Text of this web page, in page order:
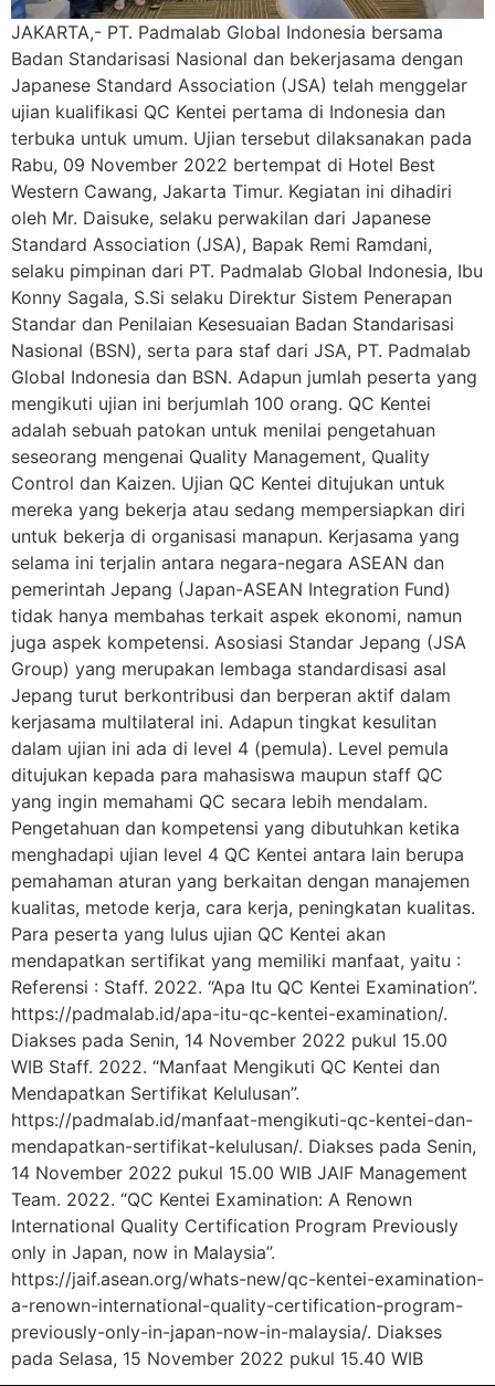
JAKARTA,- PT. Padmalab Global Indonesia bersama
Badan Standarisasi Nasional dan bekerjasama dengan
Japanese Standard Association (JSA) telah menggelar
ujian kualifikasi QC Kentei pertama di Indonesia dan
terbuka untuk umum. Ujian tersebut dilaksanakan pada
Rabu, 09 November 2022 bertempat di Hotel Best
Western Cawang, Jakarta Timur. Kegiatan ini dihadiri
oleh Mr. Daisuke, selaku perwakilan dari Japanese
Standard Association (JSA), Bapak Remi Ramdani,
selaku pimpinan dari PT. Padmalab Global Indonesia, Ibu
Konny Sagala, S.Si selaku Direktur Sistem Penerapan
Standar dan Penilaian Kesesuaian Badan Standarisasi
Nasional (BSN), serta para staf dari JSA, PT. Padmalab
Global Indonesia dan BSN. Adapun jumlah peserta yang
mengikuti ujian ini berjumlah 100 orang. QC Kentei
adalah sebuah patokan untuk menilai pengetahuan
seseorang mengenai Quality Management, Quality
Control dan Kaizen. Ujian QC Kentei ditujukan untuk
mereka yang bekerja atau sedang mempersiapkan diri
untuk bekerja di organisasi manapun. Kerjasama yang
selama ini terjalin antara negara-negara ASEAN dan
pemerintah Jepang (Japan-ASEAN Integration Fund)
tidak hanya membahas terkait aspek ekonomi, namun
juga aspek kompetensi. Asosiasi Standar Jepang (JSA
Group) yang merupakan lembaga standardisasi asal
Jepang turut berkontribusi dan berperan aktif dalam
kerjasama multilateral ini. Adapun tingkat kesulitan
dalam ujian ini ada di level 4 (pemula). Level pemula
ditujukan kepada para mahasiswa maupun staff QC
yang ingin memahami QC secara lebih mendalam.
Pengetahuan dan kompetensi yang dibutuhkan ketika
menghadapi ujian level 4 QC Kentei antara lain berupa
pemahaman aturan yang berkaitan dengan manajemen
kualitas, metode kerja, cara kerja, peningkatan kualitas.
Para peserta yang lulus ujian QC Kentei akan
mendapatkan sertifikat yang memiliki manfaat, yaitu :
Referensi : Staff. 2022. “Apa Itu QC Kentei Examination”.
https://padmalab.id/apa-itu-qc-kentei-examination/.
Diakses pada Senin, 14 November 2022 pukul 15.00
WIB Staff. 2022. “Manfaat Mengikuti QC Kentei dan
Mendapatkan Sertifikat Kelulusan”.
https://padmalab.id/manfaat-mengikuti-qc-kentei-dan-
mendapatkan-sertifikat-kelulusan/. Diakses pada Senin,
14 November 2022 pukul 15.00 WIB JAIF Management
Team. 2022. “QC Kentei Examination: A Renown
International Quality Certification Program Previously
only in Japan, now in Malaysia”.
https://jaif.asean.org/whats-new/qc-kentei-examination-
a-renown-international-quality-certification-program-
previously-only-in-japan-now-in-malaysia/. Diakses
pada Selasa, 15 November 2022 pukul 15.40 WIB